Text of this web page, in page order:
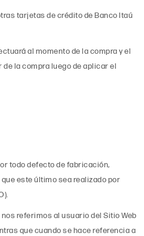
tarjetas de crédito de Banco Itaú
al momento de la compra y el
la compra luego de aplicar el
todo defecto de fabricación,
este último sea realizado por
referimos al usuario del Sitio Web
que cuando se hace referencia a